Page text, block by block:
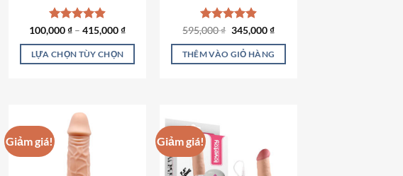
Được xếp
5 sao
100,000₫ – 415,000₫
LỰA CHỌN TÙY CHỌN
có
nhiều
biến
thể.
Được xếp
5 sao
595,000₫ Giá
là:
595,000 ₫.
345,000₫Giá
tại
là:
THÊM VÀO GIỎ HÀNG
Giảm giá! Giảm giá!